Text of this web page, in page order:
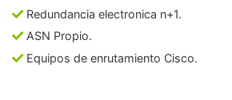
Redundancia electronica n+1.
ASN Propio.
Equipos de enrutamiento Cisco.